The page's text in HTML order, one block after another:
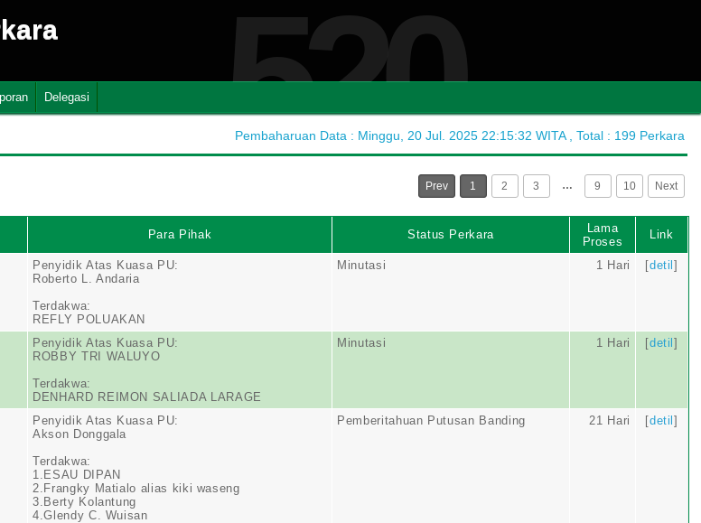
520
Delegasi
Pembaharuan Data : Minggu, 20 Jul. 2025 22:15:32 WITA , Total : 199 Perkara
Prev 1 2 3 … 9 10 Next
Para Pihak Status Perkara
Lama
Proses
Link
Penyidik Atas Kuasa PU:
Roberto L. Andaria
Terdakwa:
REFLY POLUAKAN
Minutasi 1 Hari [detil]
Penyidik Atas Kuasa PU:
ROBBY TRI WALUYO
Terdakwa:
DENHARD REIMON SALIADA LARAGE
Minutasi 1 Hari [detil]
Penyidik Atas Kuasa PU:
Akson Donggala
Terdakwa:
1.ESAU DIPAN
2.Frangky Matialo alias kiki waseng
3.Berty Kolantung
4.Glendy C. Wuisan
Pemberitahuan Putusan Banding 21 Hari [detil]